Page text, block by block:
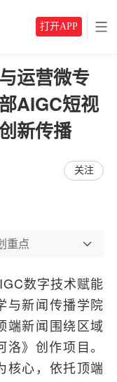
打开APP
运营微专
AIGC短视
新传播
关注
重点
数字技术赋能
与新闻传播学院
端新闻围绕区域
》创作项目。
核心，依托顶端